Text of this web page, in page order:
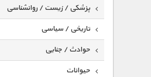
پزشکی / زیست / روانشناسی
تاریخی / سیاسی
حوادث / جنایی
حیوانات